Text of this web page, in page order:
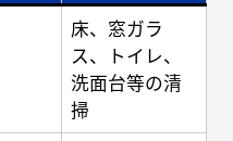
床、窓ガラ
ス、トイレ、
洗面台等の清
掃